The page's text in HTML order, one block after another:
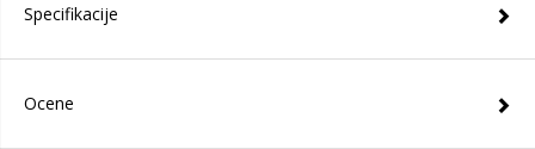
Specifikacije
Ocene